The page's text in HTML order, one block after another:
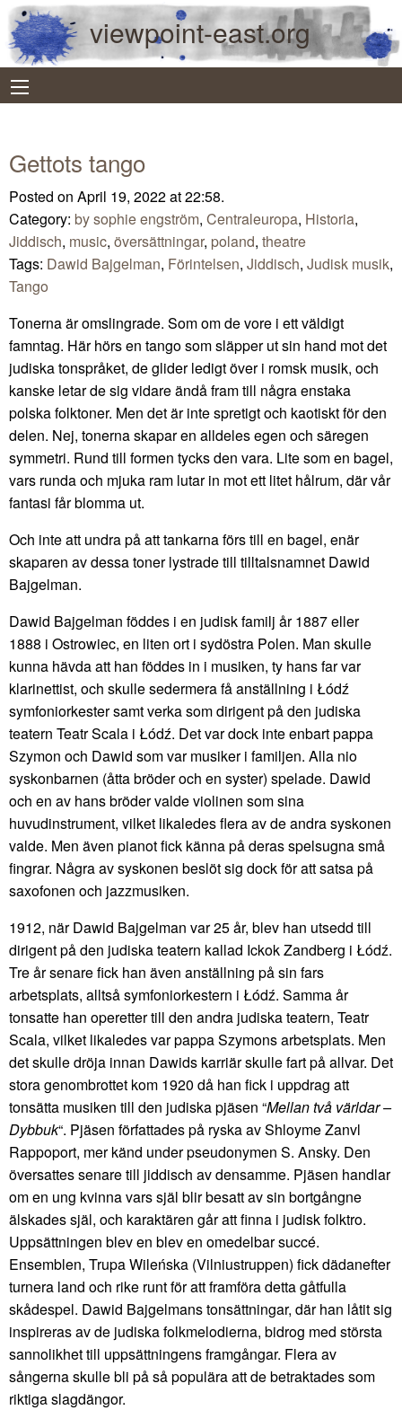
viewpoint-east.org
Gettots tango
Posted on April 19, 2022 at 22:58.
Category: by sophie engström, Centraleuropa, Historia,
Jiddisch, music, översättningar, poland, theatre
Tags: Dawid Bajgelman, Förintelsen, Jiddisch, Judisk musik,
Tango
Tonerna är omslingrade. Som om de vore i ett väldigt
famntag. Här hörs en tango som släpper ut sin hand mot det
judiska tonspråket, de glider ledigt över i romsk musik, och
kanske letar de sig vidare ändå fram till några enstaka
polska folktoner. Men det är inte spretigt och kaotiskt för den
delen. Nej, tonerna skapar en alldeles egen och säregen
symmetri. Rund till formen tycks den vara. Lite som en bagel,
vars runda och mjuka ram lutar in mot ett litet hålrum, där vår
fantasi får blomma ut.
Och inte att undra på att tankarna förs till en bagel, enär
skaparen av dessa toner lystrade till tilltalsnamnet Dawid
Bajgelman.
Dawid Bajgelman föddes i en judisk familj år 1887 eller
1888 i Ostrowiec, en liten ort i sydöstra Polen. Man skulle
kunna hävda att han föddes in i musiken, ty hans far var
klarinettist, och skulle sedermera få anställning i Łódź
symfoniorkester samt verka som dirigent på den judiska
teatern Teatr Scala i Łódź. Det var dock inte enbart pappa
Szymon och Dawid som var musiker i familjen. Alla nio
syskonbarnen (åtta bröder och en syster) spelade. Dawid
och en av hans bröder valde violinen som sina
huvudinstrument, vilket likaledes flera av de andra syskonen
valde. Men även pianot fick känna på deras spelsugna små
fingrar. Några av syskonen beslöt sig dock för att satsa på
saxofonen och jazzmusiken.
1912, när Dawid Bajgelman var 25 år, blev han utsedd till
dirigent på den judiska teatern kallad Ickok Zandberg i Łódź.
Tre år senare fick han även anställning på sin fars
arbetsplats, alltså symfoniorkestern i Łódź. Samma år
tonsatte han operetter till den andra judiska teatern, Teatr
Scala, vilket likaledes var pappa Szymons arbetsplats. Men
det skulle dröja innan Dawids karriär skulle fart på allvar. Det
stora genombrottet kom 1920 då han fick i uppdrag att
tonsätta musiken till den judiska pjäsen “Mellan två världar –
Dybbuk“. Pjäsen författades på ryska av Shloyme Zanvl
Rappoport, mer känd under pseudonymen S. Ansky. Den
översattes senare till jiddisch av densamme. Pjäsen handlar
om en ung kvinna vars själ blir besatt av sin bortgångne
älskades själ, och karaktären går att finna i judisk folktro.
Uppsättningen blev en blev en omedelbar succé.
Ensemblen, Trupa Wileńska (Vilniustruppen) fick dädanefter
turnera land och rike runt för att framföra detta gåtfulla
skådespel. Dawid Bajgelmans tonsättningar, där han låtit sig
inspireras av de judiska folkmelodierna, bidrog med största
sannolikhet till uppsättningens framgångar. Flera av
sångerna skulle bli på så populära att de betraktades som
riktiga slagdängor.